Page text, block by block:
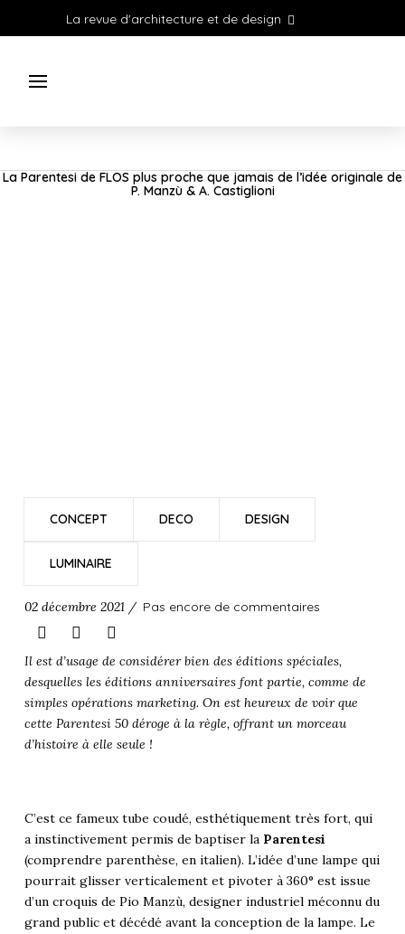
La revue d'architecture et de design
La Parentesi de FLOS plus proche que jamais de l’idée originale de
P. Manzù & A. Castiglioni
CONCEPT DECO DESIGN
LUMINAIRE
02 décembre 2021 / Pas encore de commentaires
Il est d’usage de considérer bien des éditions spéciales,
desquelles les éditions anniversaires font partie, comme de
simples opérations marketing. On est heureux de voir que
cette Parentesi 50 déroge à la règle, offrant un morceau
d’histoire à elle seule !
C’est ce fameux tube coudé, esthétiquement très fort, qui
a instinctivement permis de baptiser la Parentesi
(comprendre parenthèse, en italien). L’idée d’une lampe qui
pourrait glisser verticalement et pivoter à 360° est issue
d’un croquis de Pio Manzù, designer industriel méconnu du
grand public et décédé avant la conception de la lampe. Le